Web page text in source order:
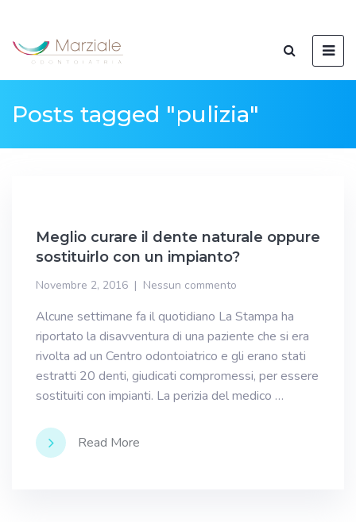
Posts tagged "pulizia"
Meglio curare il dente naturale oppure
sostituirlo con un impianto?
Novembre 2, 2016 Nessun commento
Alcune settimane fa il quotidiano La Stampa ha
riportato la disavventura di una paziente che si era
rivolta ad un Centro odontoiatrico e gli erano stati
estratti 20 denti, giudicati compromessi, per essere
sostituiti con impianti. La perizia del medico …
Read More